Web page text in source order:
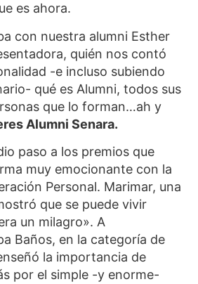
es ahora.
con nuestra alumni Esther
quién nos contó
-e incluso subiendo
qué es Alumni, todos sus
que lo forman…ah y
Alumni Senara.
paso a los premios que
muy emocionante con la
Personal. Marimar, una
que se puede vivir
un milagro». A
Baños, en la categoría de
la importancia de
por el simple -y enorme-